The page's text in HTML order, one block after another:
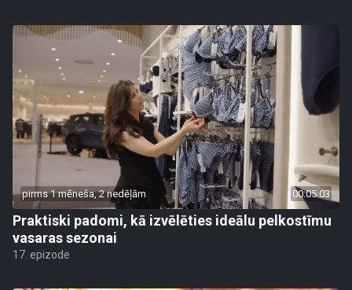
pirms 1 mēneša, 2 nedēļām 00:05:03
Praktiski padomi, kā izvēlēties ideālu pelkostīmu
vasaras sezonai
17. epizode